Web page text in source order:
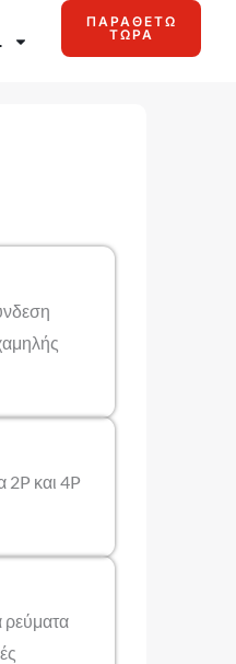
ΠΑΡΑΘΈΤΩ
ΤΏΡΑ
2P και 4P
ρεύματα